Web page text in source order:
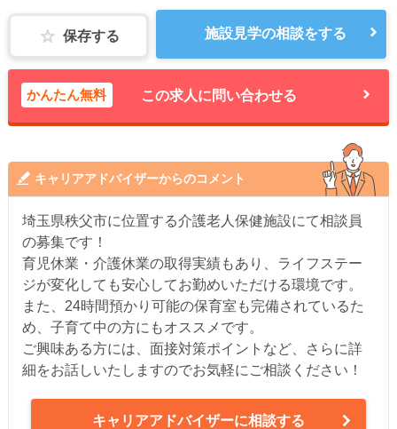
保存する 施設見学の相談をする
かんたん無料 この求人に問い合わせる
キャリアアドバイザーからのコメント
埼玉県秩父市に位置する介護老人保健施設にて相談員
の募集です！
育児休業・介護休業の取得実績もあり、ライフステー
ジが変化しても安心してお勤めいただける環境です。
また、24時間預かり可能の保育室も完備されているた
め、子育て中の方にもオススメです。
ご興味ある方には、面接対策ポイントなど、さらに詳
細をお話しいたしますのでお気軽にご相談ください！
キャリアアドバイザーに相談する